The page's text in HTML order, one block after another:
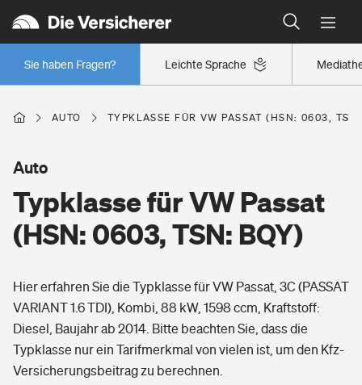
Leichte Sprache
Sie haben Fragen?
Wer versichert was: Jetzt Versicherer finden
Regionalklassen: So ist Ihre Region eingestuft
Wer versichert was: Jetzt Versicherer finden
Berufsunfähigkeitsversicherung
Erwerbsunfähigkeitsversicherung
Grundfähigkeitsversicherung
Arbeitsrechtsschutz
Berufshaftpflichtversicherung
Wohnen
Elementarversicherung
Freizeit
Pri­vate Haft­pflicht­
Gesundheit
AUTO TYPKLASSE FÜR VW PASSAT (HSN: 0603,
Typklasse für VW Passat
(HSN: 0603, TSN: BQY)
Auto
Hier erfahren Sie die Typklasse für VW Passat, 3C (PASSAT
VARIANT 1.6 TDI), Kombi, 88 kW, 1598 ccm, Kraftstoff:
Diesel, Baujahr ab 2014. Bitte beachten Sie, dass die
Typklasse nur ein Tarifmerkmal von vielen ist, um den Kfz-
Versicherungsbeitrag zu berechnen.